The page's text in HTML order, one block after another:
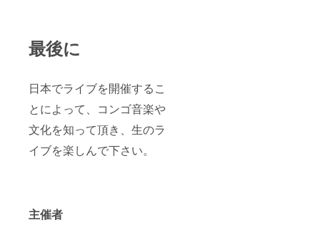
最後に
日本でライブを開催するこ
とによって、コンゴ音楽や
文化を知って頂き、生のラ
イブを楽しんで下さい。
主催者